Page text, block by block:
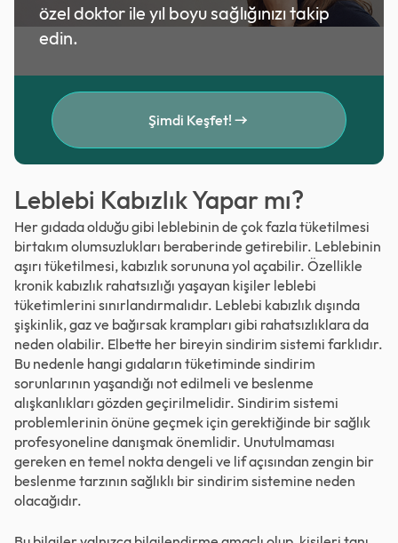
özel doktor ile yıl boyu sağlığınızı takip
edin.
Şimdi Keşfet!
Leblebi Kabızlık Yapar mı?
Her gıdada olduğu gibi leblebinin de çok fazla tüketilmesi
birtakım olumsuzlukları beraberinde getirebilir. Leblebinin
aşırı tüketilmesi, kabızlık sorununa yol açabilir. Özellikle
kronik kabızlık rahatsızlığı yaşayan kişiler leblebi
tüketimlerini sınırlandırmalıdır. Leblebi kabızlık dışında
şişkinlik, gaz ve bağırsak krampları gibi rahatsızlıklara da
neden olabilir. Elbette her bireyin sindirim sistemi farklıdır.
Bu nedenle hangi gıdaların tüketiminde sindirim
sorunlarının yaşandığı not edilmeli ve beslenme
alışkanlıkları gözden geçirilmelidir. Sindirim sistemi
problemlerinin önüne geçmek için gerektiğinde bir sağlık
profesyoneline danışmak önemlidir. Unutulmaması
gereken en temel nokta dengeli ve lif açısından zengin bir
beslenme tarzının sağlıklı bir sindirim sistemine neden
olacağıdır.